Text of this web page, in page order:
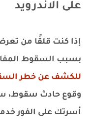
على الاندرويد
إذا كنت قلقًا من
بسبب السقوط
للكشف عن خطر
وقوع حادث سقوط،
أسرتك على الفور